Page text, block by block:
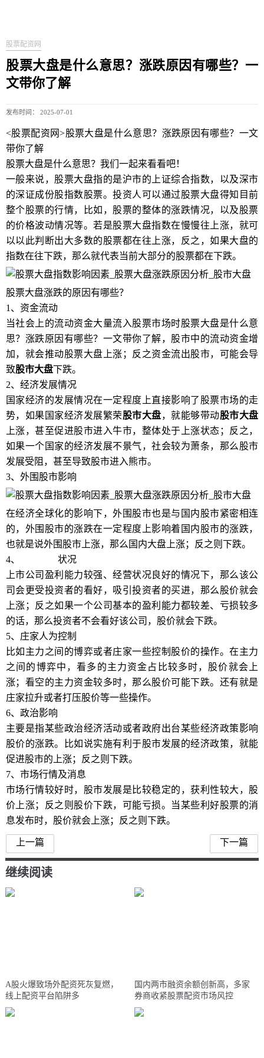
股票配资网
股票大盘是什么意思？涨跌原因有哪些？一
文带你了解
发布时间： 2025-07-01
<股票配资网>股票大盘是什么意思？涨跌原因有哪些？一文
带你了解
股票大盘是什么意思？我们一起来看看吧！
一般来说，股票大盘指的是沪市的上证综合指数，以及深市
的深证成份股指数股票。投资人可以通过股票大盘得知目前
整个股票的行情，比如，股票的整体的涨跌情况，以及股票
的价格波动情况等。若是股票大盘指数在慢慢往上涨，就可
以以此判断出大多数的股票都在往上涨，反之，如果大盘的
指数在往下跌，那么就代表当前大部分的股票都在下跌。
股票大盘涨跌的原因有哪些？
1、资金流动
当社会上的流动资金大量流入股票市场时股票大盘是什么意
思？涨跌原因有哪些？一文带你了解，股市中的流动资金增
加，就会推动股票大盘上涨；反之资金流出股市，可能会导
致股市大盘下跌。
2、经济发展情况
国家经济的发展情况在一定程度上直接影响了股票市场的走
势，如果国家经济发展繁荣股市大盘，就能够带动股市大盘
上涨，甚至促进股市进入牛市，整体处于上涨状态；反之，
如果一个国家的经济发展不景气，社会较为萧条，那么股市
发展受阻，甚至导致股市进入熊市。
3、外围股市影响
在经济全球化的影响下，外围股市也是与国内股市紧密相连
的，外围股市的涨跌在一定程度上影响着国内股市的涨跌，
也就是说外围股市上涨，那么国内大盘上涨；反之则下跌。
4、
状况
上市公司盈利能力较强、经营状况良好的情况下，那么该公
司会更受投资者的看好，吸引投资者的买进，那么股价就会
上涨；反之如果一个公司基本的盈利能力都较差、亏损较多
的话，那么投资者不会看好该公司，股价就会下跌。
5、庄家人为控制
比如主力之间的博弈或者庄家一些控制股价的操作。在主力
之间的博弈中，看多的主力资金占比较多时，股价就会上
涨；看空的主力资金较多时，那么股价可能下跌。还有就是
庄家拉升或者打压股价等一些操作。
6、政治影响
主要是指某些政治经济活动或者政府出台某些经济政策影响
股价的涨跌。比如说实施有利于股市发展的经济政策，就能
促进股市的上涨；反之则下跌。
7、市场行情及消息
市场行情较好时，股市发展是比较稳定的，获利性较大，股
价上涨；反之则股价下跌，可能亏损。当某些利好股票的消
息发布时，股价就会上涨；反之则下跌。
上一篇 下一篇
继续阅读
A股火爆致场外配资死灰复燃，
线上配资平台陷阱多
国内两市融资余额创新高，多家
券商收紧股票配资市场风控